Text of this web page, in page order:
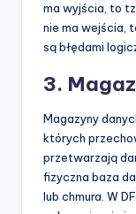
ma wyjścia, to
nie ma wejścia,
są błędami
3.
Magazyny
których
przetwarzają
fizyczna baza
lub chmura. W